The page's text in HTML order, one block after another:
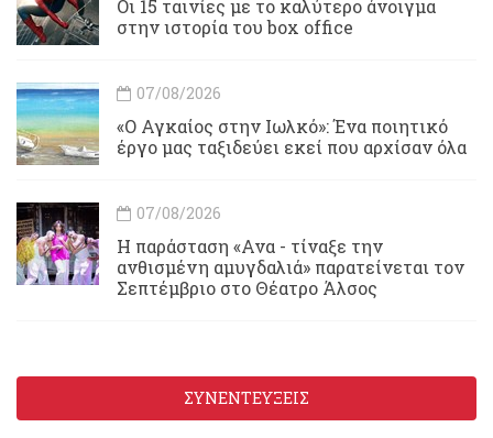
Οι 15 ταινίες με το καλύτερο άνοιγμα
στην ιστορία του box office
07/08/2026
«Ο Αγκαίος στην Ιωλκό»: Ένα ποιητικό
έργο μας ταξιδεύει εκεί που αρχίσαν όλα
07/08/2026
Η παράσταση «Ανα - τίναξε την
ανθισμένη αμυγδαλιά» παρατείνεται τον
Σεπτέμβριο στο Θέατρο Άλσος
ΣΥΝΕΝΤΕΥΞΕΙΣ